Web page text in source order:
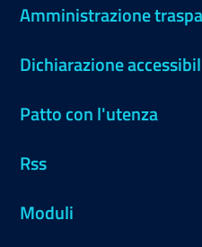
Amministrazione
Dichiarazione
Patto con l'utenza
Rss
Moduli